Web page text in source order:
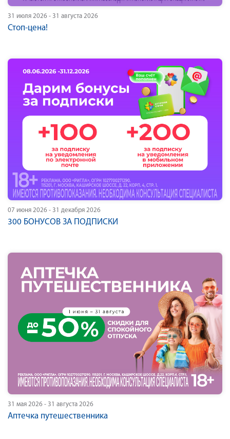
31 июля 2026 - 31 августа 2026
Стоп-цена!
07 июня 2026 - 31 декабря 2026
300 БОНУСОВ ЗА ПОДПИСКИ
31 мая 2026 - 31 августа 2026
Аптечка путешественника